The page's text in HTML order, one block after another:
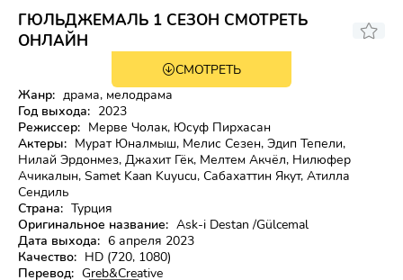
ГЮЛЬДЖЕМАЛЬ 1 СЕЗОН СМОТРЕТЬ
ОНЛАЙН
СМОТРЕТЬ
Жанр: драма, мелодрама
Год выхода: 2023
Режиссер: Мерве Чолак, Юсуф Пирхасан
Актеры: Мурат Юналмыш, Мелис Сезен, Эдип Тепели,
Нилай Эрдонмез, Джахит Гёк, Мелтем Акчёл, Нилюфер
Ачикалын, Samet Kaan Kuyucu, Сабахаттин Якут, Атилла
Сендиль
Страна: Турция
Оригинальное название: Ask-i Destan /Gülcemal
Дата выхода: 6 апреля 2023
Качество: HD (720, 1080)
Перевод: Greb&Creative